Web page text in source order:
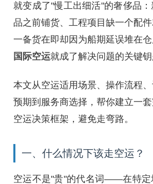
就变成了"慢工出细活"的奢侈品
品之前铺货、工程项目缺一个配
一备货在即却因为船期延误堆在
国际空运就成了解决问题的关键钥
本文从空运适用场景、操作流程
预期到服务商选择，帮你建立一
空运决策框架，避免走弯路。
一、什么情况下该走空运？
空运不是"贵"的代名词——在特定